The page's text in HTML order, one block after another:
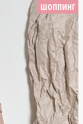
ШОППИНГ